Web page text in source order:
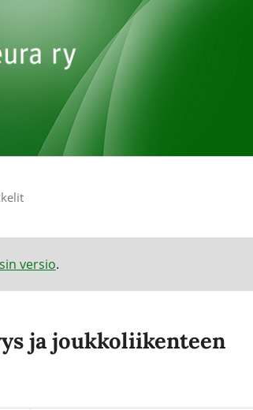
versio.
ja joukkoliikenteen